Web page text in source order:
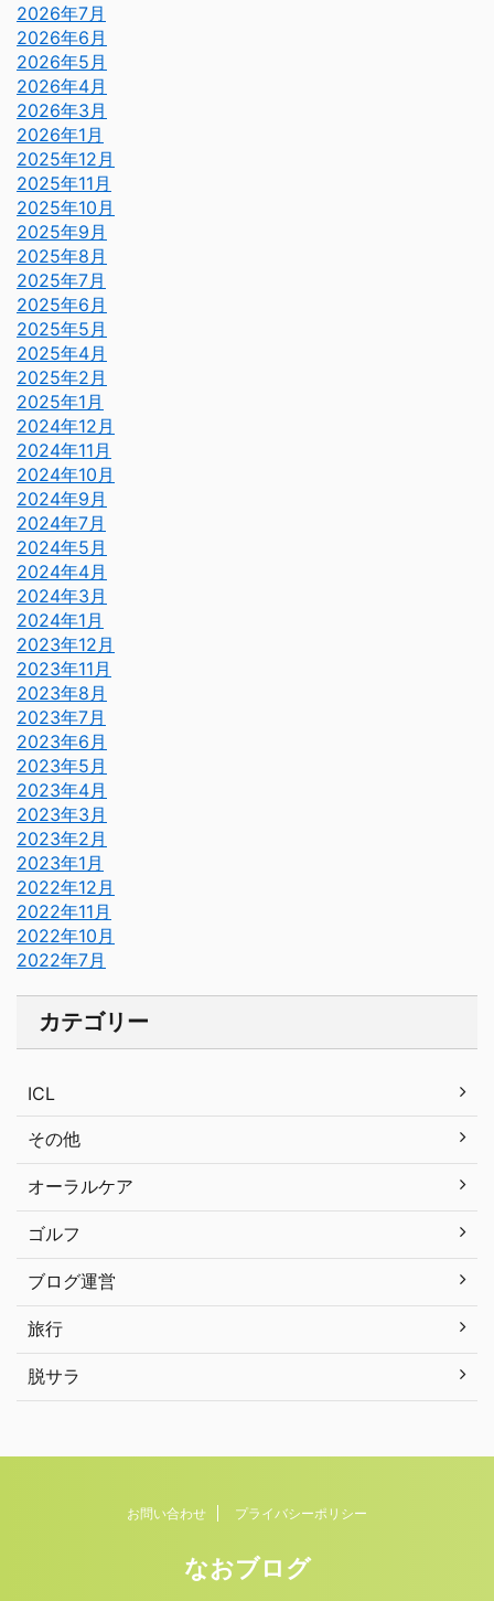
2026年7月
2026年6月
2026年5月
2026年4月
2026年3月
2026年1月
2025年12月
2025年11月
2025年10月
2025年9月
2025年8月
2025年7月
2025年6月
2025年5月
2025年4月
2025年2月
2025年1月
2024年12月
2024年11月
2024年10月
2024年9月
2024年7月
2024年5月
2024年4月
2024年3月
2024年1月
2023年12月
2023年11月
2023年8月
2023年7月
2023年6月
2023年5月
2023年4月
2023年3月
2023年2月
2023年1月
2022年12月
2022年11月
2022年10月
2022年7月
カテゴリー
ICL
その他
オーラルケア
ゴルフ
ブログ運営
旅行
脱サラ
お問い合わせ プライバシーポリシー
なおブログ